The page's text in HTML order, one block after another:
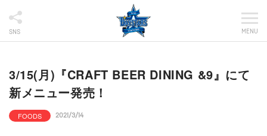
SNS MENU
3/15(月)『CRAFT BEER DINING &9』にて
新メニュー発売！
FOODS 2021/3/14